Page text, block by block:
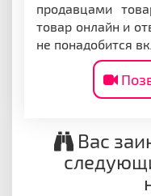
продавцами
товар онлайн и
не понадобится
Вас